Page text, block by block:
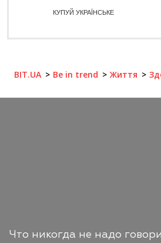
КУПУЙ УКРАЇНСЬКЕ
BIT.UA Be in trend Життя
Что никогда не надо